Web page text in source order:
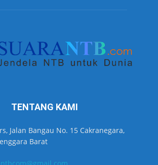
TENTANG KAMI
Jalan Bangau No. 15 Cakranegara,
Barat